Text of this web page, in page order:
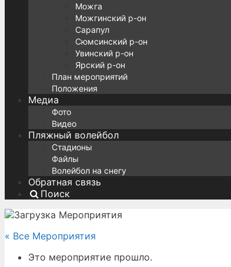
Можга
Можгинский р-он
Сарапул
Сюмсинский р-он
Увинский р-он
Ярский р-он
План мероприятий
Положения
Медиа
Фото
Видео
Пляжный волейбол
Стадионы
Файлы
Волейбол на снегу
Обратная связь
Поиск
« Все Мероприятия
Это мероприятие прошло.